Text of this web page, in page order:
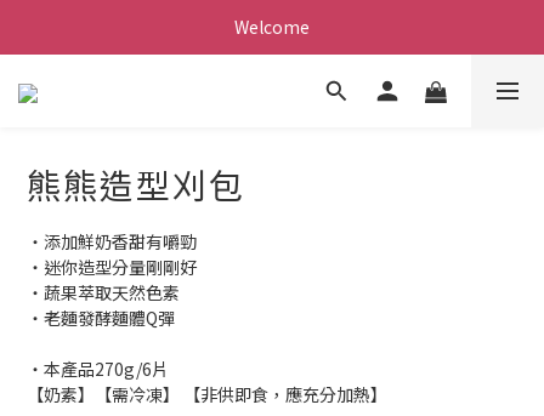
Welcome
熊熊造型刈包
・添加鮮奶香甜有嚼勁
・迷你造型分量剛剛好
・蔬果萃取天然色素
・老麵發酵麵體Q彈
・本產品270g/6片
【奶素】【需冷凍】 【非供即食，應充分加熱】